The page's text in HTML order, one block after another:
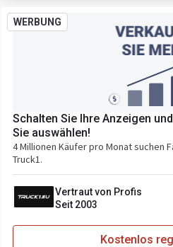
WERBUNG
Schalten Sie Ihre Anzeigen
Sie auswählen!
4 Millionen Käufer pro Monat suchen
Truck1.
Vertraut von Profis
Seit 2003
Kostenlos